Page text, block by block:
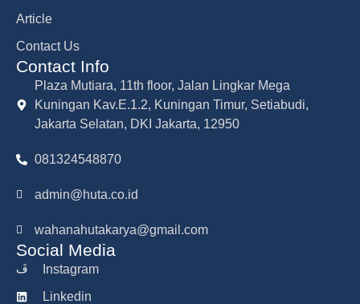
Article
Contact Us
Contact Info
Plaza Mutiara, 11th floor, Jalan Lingkar Mega
Kuningan Kav.E.1.2, Kuningan Timur, Setiabudi,
Jakarta Selatan, DKI Jakarta, 12950
081324548870
admin@huta.co.id
wahanahutakarya@gmail.com
Social Media
Instagram
Linkedin